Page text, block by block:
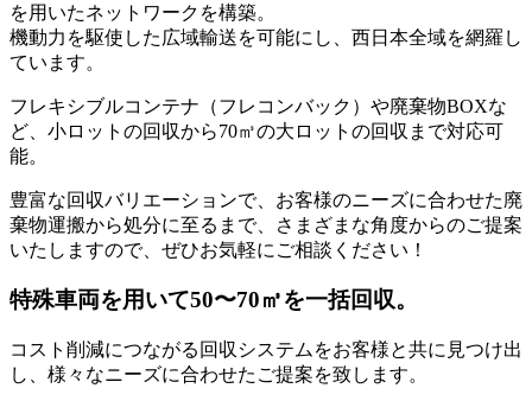
を用いたネットワークを構築。
機動力を駆使した広域輸送を可能にし、西日本全域を網羅し
ています。
フレキシブルコンテナ（フレコンバック）や廃棄物BOXな
ど、小ロットの回収から70㎥の大ロットの回収まで対応可
能。
豊富な回収バリエーションで、お客様のニーズに合わせた廃
棄物運搬から処分に至るまで、さまざまな角度からのご提案
いたしますので、ぜひお気軽にご相談ください！
特殊車両を用いて50〜70㎥を一括回収。
コスト削減につながる回収システムをお客様と共に見つけ出
し、様々なニーズに合わせたご提案を致します。